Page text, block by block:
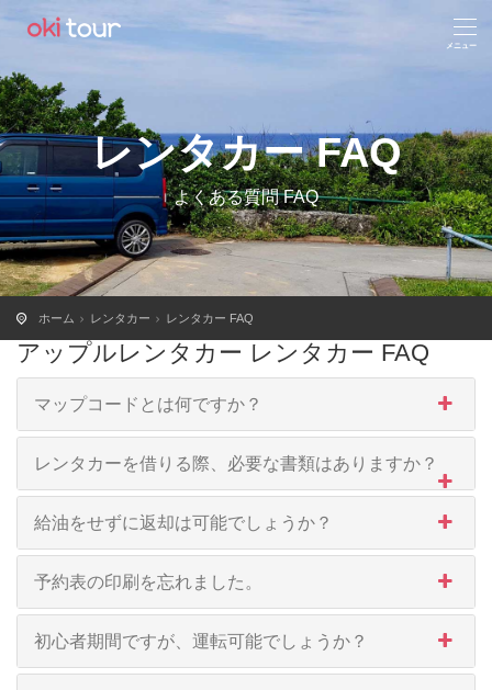
レンタカー FAQ
よくある質問 FAQ
ホーム レンタカー レンタカー FAQ
アップルレンタカー レンタカー FAQ
マップコードとは何ですか？
レンタカーを借りる際、必要な書類はありますか？
給油をせずに返却は可能でしょうか？
予約表の印刷を忘れました。
初心者期間ですが、運転可能でしょうか？